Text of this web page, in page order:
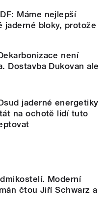
Máme nejlepší
jaderné bloky, protože
není
Dostavba Dukovan ale
jaderné energetiky
na ochotě lidí tuto
Moderní
čtou Jiří Schwarz a